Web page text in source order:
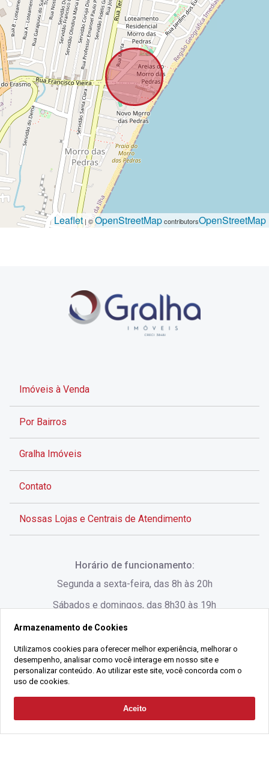
Solicitar Contato
Leaflet| ©OpenStreetMapcontributorsOpenStreetMap
Imóveis à Venda
Por Bairros
Gralha Imóveis
Contato
Nossas Lojas e Centrais de Atendimento
SC
(48) 3220-1045
Alameda César Nascimento, 549, Salas 1, 2 e 3 -
Jurerê, - Florianópolis - SC
Horário de funcionamento:
Segunda a sexta-feira, das 8h às 20h
Sábados e domingos, das 8h30 às 19h
2021 Copyright - Gralha Imóveis CRECI 008060/O - Todos os direitos
CNPJ:18.091.083/0001-37
Armazenamento de Cookies
Utilizamos cookies para oferecer melhor experiência, melhorar o
desempenho, analisar como você interage em nosso site e
personalizar conteúdo. Ao utilizar este site, você concorda com o
uso de cookies.
Aceito